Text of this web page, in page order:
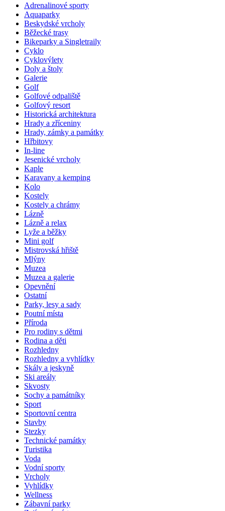
Adrenalinové sporty
Aquaparky
Beskydské vrcholy
Běžecké trasy
Bikeparky a Singletraily
Cyklo
Cyklovýlety
Doly a štoly
Galerie
Golf
Golfové odpaliště
Golfový resort
Historická architektura
Hrady a zříceniny
Hrady, zámky a památky
Hřbitovy
In-line
Jesenické vrcholy
Kaple
Karavany a kemping
Kolo
Kostely
Kostely a chrámy
Lázně
Lázně a relax
Lyže a běžky
Mini golf
Mistrovská hřiště
Mlýny
Muzea
Muzea a galerie
Opevnění
Ostatní
Parky, lesy a sady
Poutní místa
Příroda
Pro rodiny s dětmi
Rodina a děti
Rozhledny
Rozhledny a vyhlídky
Skály a jeskyně
Ski areály
Skvosty
Sochy a památníky
Sport
Sportovní centra
Stavby
Stezky
Technické památky
Turistika
Voda
Vodní sporty
Vrcholy
Vyhlídky
Wellness
Zábavní parky